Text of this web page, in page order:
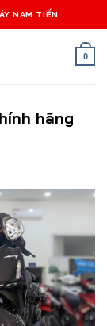
NAM TIẾN
0
hãng